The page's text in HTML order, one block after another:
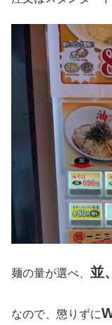
麺の量が選べ、 並
なので、懲りずに